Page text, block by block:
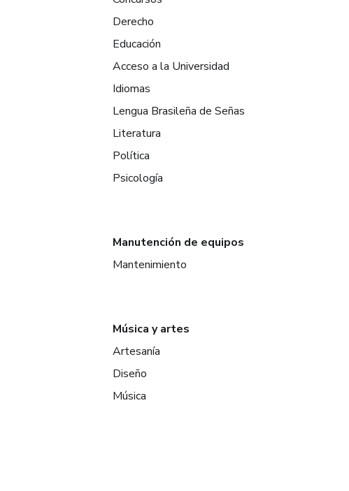
Derecho
Educación
Acceso a la Universidad
Idiomas
Lengua Brasileña de Señas
Literatura
Política
Psicología
Manutención de equipos
Mantenimiento
Música y artes
Artesanía
Diseño
Música